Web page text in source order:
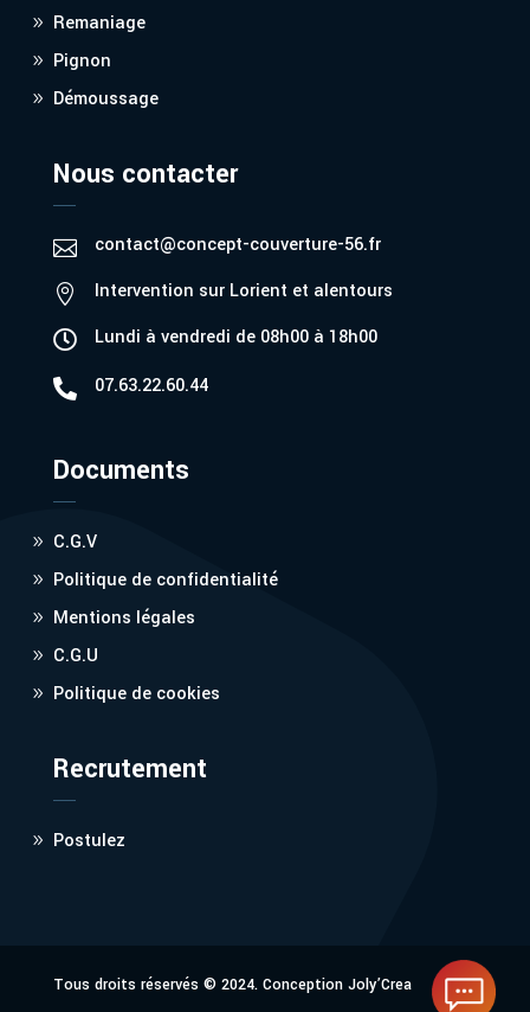
Remaniage
Pignon
Démoussage
Nous contacter
 contact@concept-couverture-56.fr

Intervention sur Lorient et alentours

Lundi à vendredi de 08h00 à 18h00
 07.63.22.60.44
Documents
C.G.V
Politique de confidentialité
Mentions légales
C.G.U
Politique de cookies
Recrutement
Postulez
Tous droits réservés © 2024. ConceptionJoly’Crea